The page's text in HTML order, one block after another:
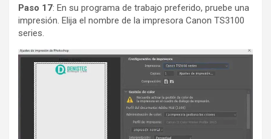
Paso 17: En su programa de trabajo preferido, pruebe una
impresión. Elija el nombre de la impresora Canon TS3100
series.